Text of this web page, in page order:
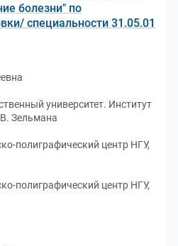
болезни" по
специальности 31.05.01
университет. Институт
Зельмана
полиграфический центр НГУ,
полиграфический центр НГУ,